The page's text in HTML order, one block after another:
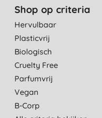
Shop op criteria
Hervulbaar
Plasticvrij
Biologisch
Cruelty Free
Parfumvrij
Vegan
B-Corp